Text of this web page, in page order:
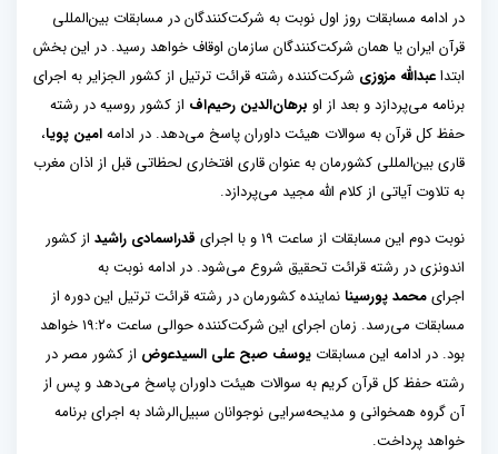
در ادامه مسابقات روز اول نوبت به شرکت‌کنندگان در مسابقات بین‌المللی
قرآن ایران یا همان شرکت‌کنندگان سازمان اوقاف خواهد رسید. در این بخش
ابتداعبدالله مزوزی شرکت‌کننده رشته قرائت ترتیل از کشور الجزایر به اجرای
برنامه می‌پردازد و بعد از او برهان‌الدین رحیم‌اف از کشور روسیه در رشته
حفظ کل قرآن به سوالات هیئت داوران پاسخ می‌دهد. در ادامهامین پویا،
قاری بین‌المللی کشورمان به عنوان قاری افتخاری لحظاتی قبل از اذان مغرب
به تلاوت آیاتی از کلام الله مجید می‌پردازد.
نوبت دوم این مسابقات از ساعت ۱۹ و با اجرای
قدراسمادی راشید از کشور
اندونزی در رشته قرائت تحقیق شروع می‌شود. در ادامه نوبت به
اجرایمحمد پورسینانماینده کشورمان در رشته قرائت ترتیل این دوره از
مسابقات می‌رسد. زمان اجرای این شرکت‌کننده حوالی ساعت ۱۹:۲۰ خواهد
بود. در ادامه این مسابقات یوسف صبح علی السیدعوض از کشور مصر در
رشته حفظ کل قرآن کریم به سوالات هیئت داوران پاسخ می‌دهد و پس از
آن گروه همخوانی و مدیحه‌سرایی نوجوانان سبیل‌الرشاد به اجرای برنامه
خواهد پرداخت.